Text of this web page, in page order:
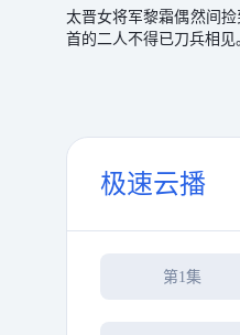
太晋女将军黎霜偶然间
首的二人不得已刀兵相见
极速云播
第1集